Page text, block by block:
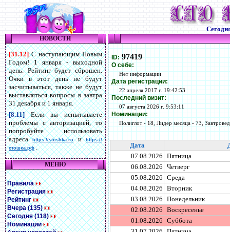
НОВОСТИ
[31.12]С наступающим Новым
Годом! 1 января - выходной
день. Рейтинг будет сброшен.
Очки в этот день не будут
засчитываться, также не будут
выставляться вопросы в завтра
31 декабря и 1 января.
[8.11]Если вы испытываете
проблемы с авторизацией, то
попробуйте использовать
адресаhttps://stoshka.ruиhttps://
стошка.рф.
МЕНЮ
Правила
Регистрация
Рейтинг
Вчера (135)
Сегодня (118)
Номинации
ID: 97419
О себе:
Нет информации
Дата регистрации:
22 апреля 2017 г. 19:42:53
Последний визит:
07 августа 2026 г. 9:53:11
Номинации:
Полиглот - 18, Лидер месяца - 73,
Дата
07.08.2026 Пятница
06.08.2026 Четверг
05.08.2026 Среда
04.08.2026 Вторник
03.08.2026 Понедельник
02.08.2026 Воскресенье
01.08.2026 Суббота